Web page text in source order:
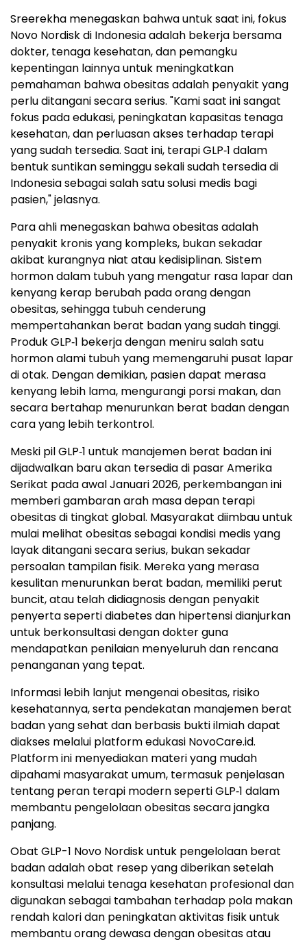
Sreerekha menegaskan bahwa untuk saat ini, fokus
Novo Nordisk di Indonesia adalah bekerja bersama
dokter, tenaga kesehatan, dan pemangku
kepentingan lainnya untuk meningkatkan
pemahaman bahwa obesitas adalah penyakit yang
perlu ditangani secara serius. "Kami saat ini sangat
fokus pada edukasi, peningkatan kapasitas tenaga
kesehatan, dan perluasan akses terhadap terapi
yang sudah tersedia. Saat ini, terapi GLP‑1 dalam
bentuk suntikan seminggu sekali sudah tersedia di
Indonesia sebagai salah satu solusi medis bagi
pasien," jelasnya.
Para ahli menegaskan bahwa obesitas adalah
penyakit kronis yang kompleks, bukan sekadar
akibat kurangnya niat atau kedisiplinan. Sistem
hormon dalam tubuh yang mengatur rasa lapar dan
kenyang kerap berubah pada orang dengan
obesitas, sehingga tubuh cenderung
mempertahankan berat badan yang sudah tinggi.
Produk GLP‑1 bekerja dengan meniru salah satu
hormon alami tubuh yang memengaruhi pusat lapar
di otak. Dengan demikian, pasien dapat merasa
kenyang lebih lama, mengurangi porsi makan, dan
secara bertahap menurunkan berat badan dengan
cara yang lebih terkontrol.
Meski pil GLP‑1 untuk manajemen berat badan ini
dijadwalkan baru akan tersedia di pasar Amerika
Serikat pada awal Januari 2026, perkembangan ini
memberi gambaran arah masa depan terapi
obesitas di tingkat global. Masyarakat diimbau untuk
mulai melihat obesitas sebagai kondisi medis yang
layak ditangani secara serius, bukan sekadar
persoalan tampilan fisik. Mereka yang merasa
kesulitan menurunkan berat badan, memiliki perut
buncit, atau telah didiagnosis dengan penyakit
penyerta seperti diabetes dan hipertensi dianjurkan
untuk berkonsultasi dengan dokter guna
mendapatkan penilaian menyeluruh dan rencana
penanganan yang tepat.
Informasi lebih lanjut mengenai obesitas, risiko
kesehatannya, serta pendekatan manajemen berat
badan yang sehat dan berbasis bukti ilmiah dapat
diakses melalui platform edukasi NovoCare.id.
Platform ini menyediakan materi yang mudah
dipahami masyarakat umum, termasuk penjelasan
tentang peran terapi modern seperti GLP‑1 dalam
membantu pengelolaan obesitas secara jangka
panjang.
Obat GLP-1 Novo Nordisk untuk pengelolaan berat
badan adalah obat resep yang diberikan setelah
konsultasi melalui tenaga kesehatan profesional dan
digunakan sebagai tambahan terhadap pola makan
rendah kalori dan peningkatan aktivitas fisik untuk
membantu orang dewasa dengan obesitas atau